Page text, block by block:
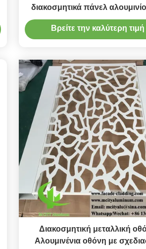
διακοσμητικά πάνελ
προσόψεις με
χρώματα RAL και μέγιστο
Βρείτε την καλύτερη τιμή
Διακοσμητική μεταλλική
Αλουμινένια οθόνη με